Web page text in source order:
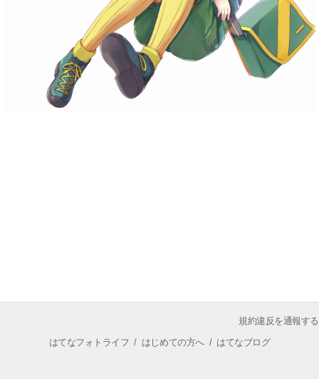
規約違反を通報する
はてなフォトライフ / はじめての方へ/ はてなブログ